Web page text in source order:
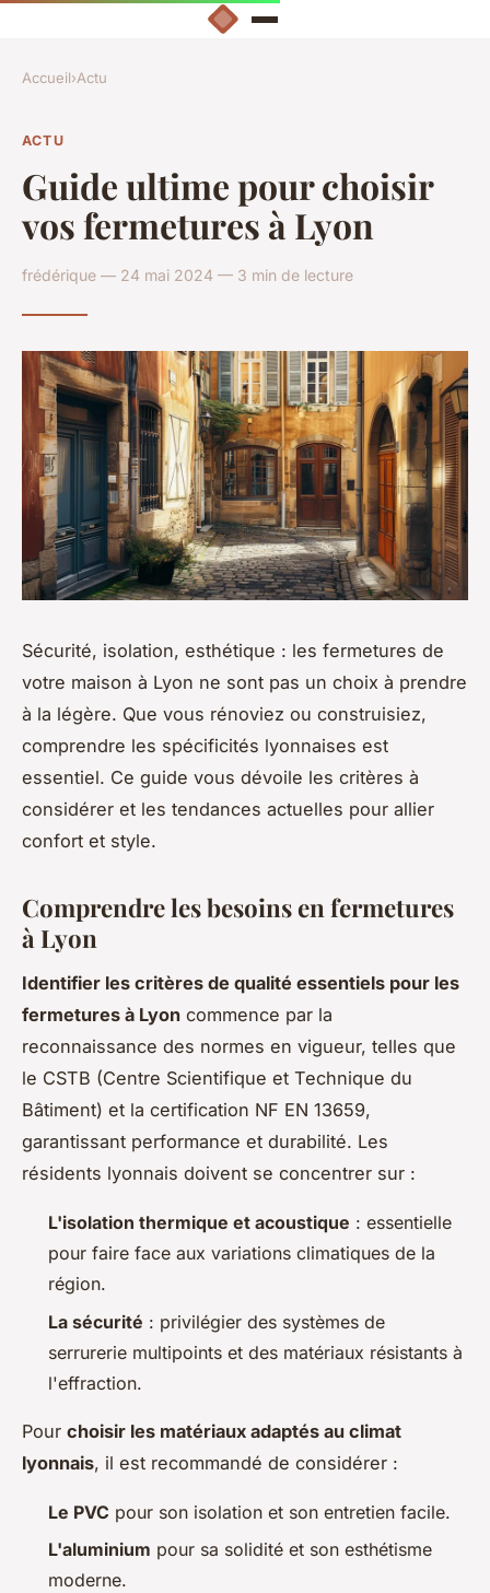
Accueil›Actu
ACTU
Guide ultime pour choisir
vos fermetures à Lyon
frédérique — 24 mai 2024 — 3 min de lecture
Sécurité, isolation, esthétique : les fermetures de
votre maison à Lyon ne sont pas un choix à prendre
à la légère. Que vous rénoviez ou construisiez,
comprendre les spécificités lyonnaises est
essentiel. Ce guide vous dévoile les critères à
considérer et les tendances actuelles pour allier
confort et style.
Comprendre les besoins en fermetures
à Lyon
Identifier les critères de qualité essentiels pour les
fermetures à Lyon commence par la
reconnaissance des normes en vigueur, telles que
le CSTB (Centre Scientifique et Technique du
Bâtiment) et la certification NF EN 13659,
garantissant performance et durabilité. Les
résidents lyonnais doivent se concentrer sur :
L'isolation thermique et acoustique : essentielle
pour faire face aux variations climatiques de la
région.
La sécurité : privilégier des systèmes de
serrurerie multipoints et des matériaux résistants à
l'effraction.
Pour choisir les matériaux adaptés au climat
lyonnais, il est recommandé de considérer :
Le PVC pour son isolation et son entretien facile.
L'aluminium pour sa solidité et son esthétisme
moderne.